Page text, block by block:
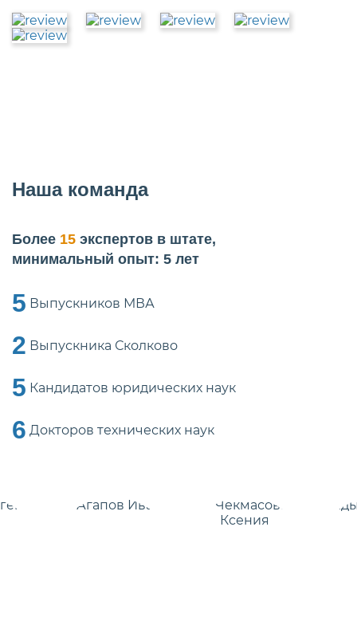
Наша команда
Более 15 экспертов в штате,
минимальный опыт: 5 лет
5 Выпускников МВА
2 Выпускника Сколково
5 Кандидатов юридических наук
6 Докторов технических наук